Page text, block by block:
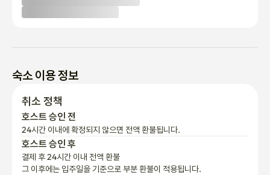
숙소 이용 정보
취소 정책
24시간 이내에 확정되지 않으면 전액 환불됩니다.
호스트 승인 후
결제 후 24시간 이내 전액 환불
그 이후에는 입주일을 기준으로 부분 환불이 적용됩니다.
(Enko 서비스 수수료는 환불되지 않습니다)
구간별 취소정책을 보려면 날짜를 추가해주세요.